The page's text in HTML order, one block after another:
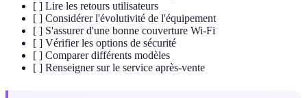
[ ] Lire les retours utilisateurs
[ ] Considérer l'évolutivité de l'équipement
[ ] S'assurer d'une bonne couverture Wi-Fi
[ ] Vérifier les options de sécurité
[ ] Comparer différents modèles
[ ] Renseigner sur le service après-vente